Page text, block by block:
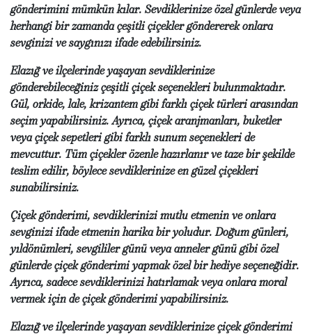
gönderimini mümkün kılar. Sevdiklerinize özel günlerde veya
herhangi bir zamanda çeşitli çiçekler göndererek onlara
sevginizi ve saygınızı ifade edebilirsiniz.
Elazığ ve ilçelerinde yaşayan sevdiklerinize
gönderebileceğiniz çeşitli çiçek seçenekleri bulunmaktadır.
Gül, orkide, lale, krizantem gibi farklı çiçek türleri arasından
seçim yapabilirsiniz. Ayrıca, çiçek aranjmanları, buketler
veya çiçek sepetleri gibi farklı sunum seçenekleri de
mevcuttur. Tüm çiçekler özenle hazırlanır ve taze bir şekilde
teslim edilir, böylece sevdiklerinize en güzel çiçekleri
sunabilirsiniz.
Çiçek gönderimi, sevdiklerinizi mutlu etmenin ve onlara
sevginizi ifade etmenin harika bir yoludur. Doğum günleri,
yıldönümleri, sevgililer günü veya anneler günü gibi özel
günlerde çiçek gönderimi yapmak özel bir hediye seçeneğidir.
Ayrıca, sadece sevdiklerinizi hatırlamak veya onlara moral
vermek için de çiçek gönderimi yapabilirsiniz.
Elazığ ve ilçelerinde yaşayan sevdiklerinize çiçek gönderimi